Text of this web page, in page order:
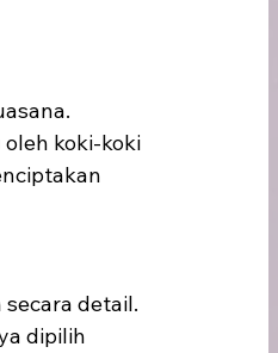
koki-koki
detail.
dipilih